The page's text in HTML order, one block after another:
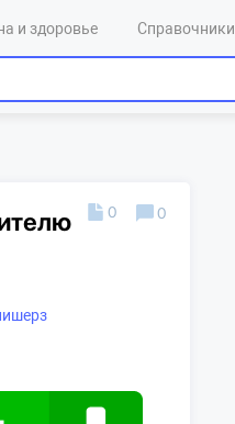
и здоровье Справочники
0 0